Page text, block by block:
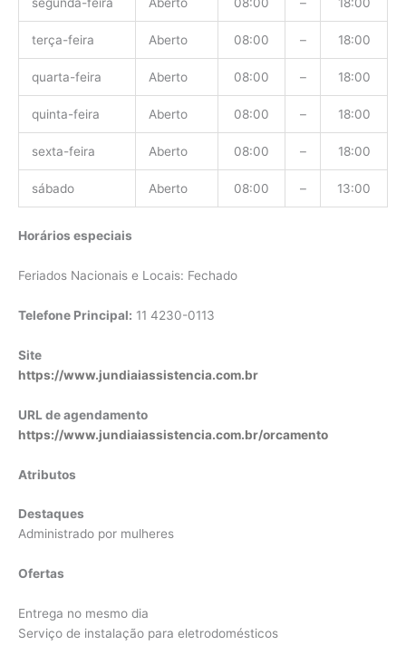
terça-feira Aberto 08:00 – 18:00
quarta-feira Aberto 08:00 – 18:00
quinta-feira Aberto 08:00 – 18:00
sexta-feira Aberto 08:00 – 18:00
sábado Aberto 08:00 – 13:00
Horários especiais
Feriados Nacionais e Locais: Fechado
Telefone Principal: 11 4230-0113
Site
https://www.jundiaiassistencia.com.br
URL de agendamento
https://www.jundiaiassistencia.com.br/orcamento
Atributos
Destaques
Administrado por mulheres
Ofertas
Entrega no mesmo dia
Serviço de instalação para eletrodomésticos